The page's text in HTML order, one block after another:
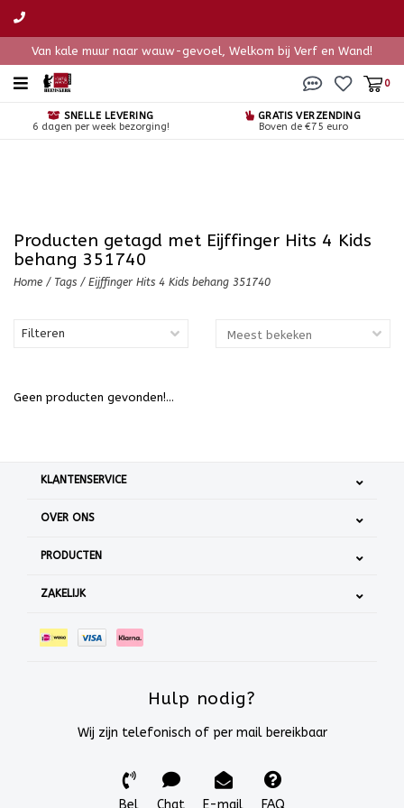
Van kale muur naar wauw-gevoel, Welkom bij Verf en Wand!
0
SNELLE LEVERING
6 dagen per week bezorging!
GRATIS VERZENDING
Boven de €75 euro
Producten getagd met Eijffinger Hits 4 Kids
behang 351740
Home / Tags / Eijffinger Hits 4 Kids behang 351740
Filteren
Geen producten gevonden!...
KLANTENSERVICE
OVER ONS
PRODUCTEN
ZAKELIJK
Hulp nodig?
Wij zijn telefonisch of per mail bereikbaar
Bel Chat E-mail FAQ